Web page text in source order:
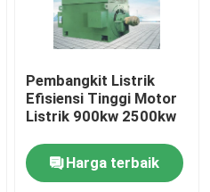
Pembangkit Listrik
Efisiensi Tinggi Motor
Listrik 900kw 2500kw
Harga terbaik